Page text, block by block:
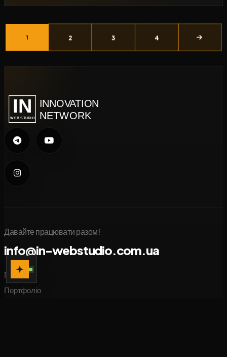
1 2 3 4
IN
WEB STUDIO
INNOVATION
NETWORK
Давайте працювати разом!
info@in-webstudio.com.ua
Послуги
Портфоліо